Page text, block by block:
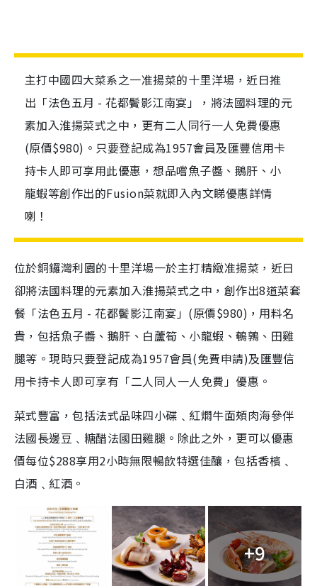
主打中國四大菜系之一准揚菜的十里洋場，近日推
出「法色五月 - 花都鬢影江南宴」，將法國料理的元
素加入淮揚菜式之中，更有二人同行一人免費優惠
(原價$980)。只要登記成為1957會員及匯豐信用卡
持卡人即可享用此優惠，想品嚐魚子醬、鵝肝、小
龍蝦等創作出的Fusion菜就即入內文睇優惠詳情
喇！
位於銅鑼灣利園的十里洋場一於主打精緻准揚菜，近日
卻將法國料理的元素加入淮揚菜式之中，創作出8道菜套
餐「法色五月 - 花都鬢影江南宴」(原價$980)，用料名
貴，包括魚子醬、鵝肝、白蘆筍、小龍蝦、鵪鶉、田雞
腿等。現時只要登記成為1957會員(免費申請)及匯豐信
用卡持卡人即可享有「二人同人一人免費」優惠。
菜式豐富，包括法式品味四小碟﹑紅燜牛面頰肉海參伴
法國長邊豆﹑糖醋法國田雞腿。除此之外，更可以優惠
價每位$288享用2小時無限暢飲特選佳釀，包括香檳﹑
白酒﹑紅酒。
+9